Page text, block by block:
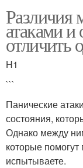
Различия
атаками
отличить
H1
```
Панические
состояния,
Однако между
которые помогут
испытываете.